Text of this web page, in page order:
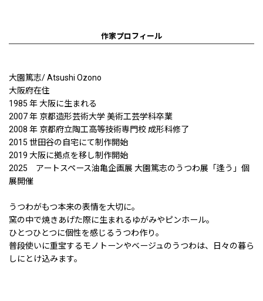
作家プロフィール
大園篤志/ Atsushi Ozono
大阪府在住
1985 年 大阪に生まれる
2007 年 京都造形芸術大学 美術工芸学科卒業
2008 年 京都府立陶工高等技術専門校 成形科修了
2015 世田谷の自宅にて制作開始
2019 大阪に拠点を移し制作開始
2025 アートスペース油亀企画展 大園篤志のうつわ展「逢う」個
展開催
うつわがもつ本来の表情を大切に。
窯の中で焼きあげた際に生まれるゆがみやピンホール。
ひとつひとつに個性を感じるうつわ作り。
普段使いに重宝するモノトーンやベージュのうつわは、日々の暮ら
しにとけ込みます。